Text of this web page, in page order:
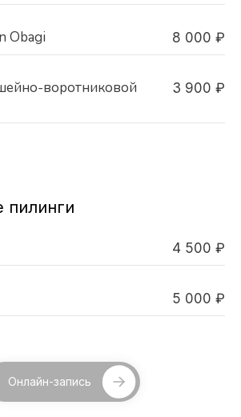
Obagi 8 000 ₽
воротниковой
3 900 ₽
пилинги
4 500 ₽
5 000 ₽
Онлайн-запись